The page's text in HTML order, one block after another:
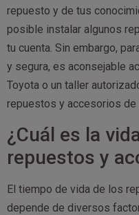
repuesto y de tus
posible instalar algunos
tu cuenta. Sin embargo,
y segura, es aconsejable
Toyota o un taller
repuestos y accesorios de
¿Cuál es la
repuestos y
El tiempo de vida de los
depende de diversos